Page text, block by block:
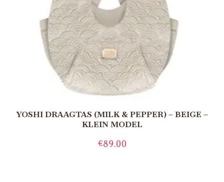
YOSHI DRAAGTAS (MILK & PEPPER) – BEIGE –
KLEIN MODEL
€89.00